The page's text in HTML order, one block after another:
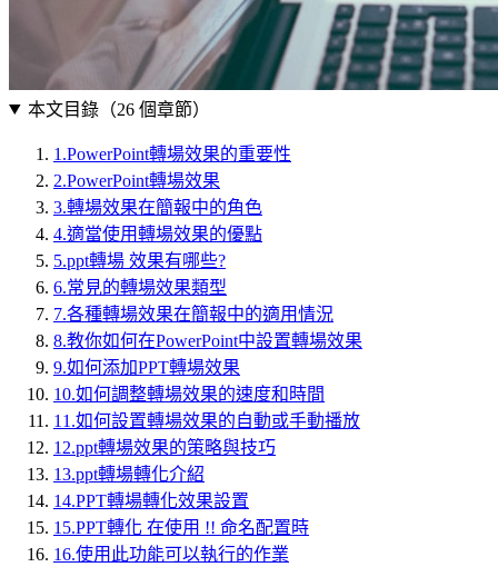
本文目錄（26個章節）
1 .PowerPoint轉場效果的重要性
2.PowerPoint轉場效果
3.轉場效果在簡報中的角色
4.適當使用轉場效果的優點
5.ppt轉場 效果有哪些?
6.常見的轉場效果類型
7.各種轉場效果在簡報中的適用情況
8.教你如何在PowerPoint中設置轉場效果
9.如何添加PPT轉場效果
10.如何調整轉場效果的速度和時間
11 .如何設置轉場效果的自動或手動播放
12.ppt轉場效果的策略與技巧
13.ppt轉場轉化介紹
14.PPT轉場轉化效果設置
15.PPT轉化 在使用 !! 命名配置時
16.使用此功能可以執行的作業